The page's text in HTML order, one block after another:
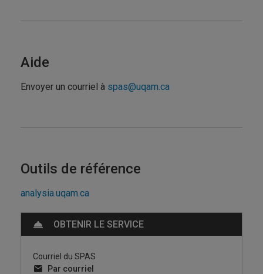
Aide
Envoyer un courriel à spas@uqam.ca
Outils de référence
analysia.uqam.ca
OBTENIR LE SERVICE
Courriel du SPAS
Par courriel